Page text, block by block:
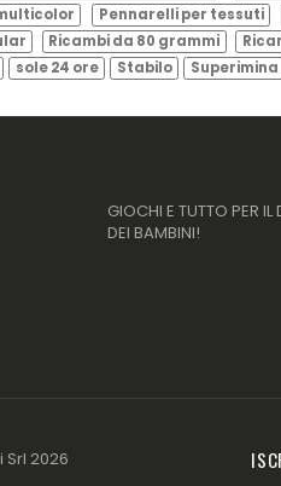
Pennarelli per tessuti
Ricambi da 80 grammi
sole 24 ore Stabilo Superimina
GIOCHI E TUTTO PER IL
DEI BAMBINI!
Srl 2026